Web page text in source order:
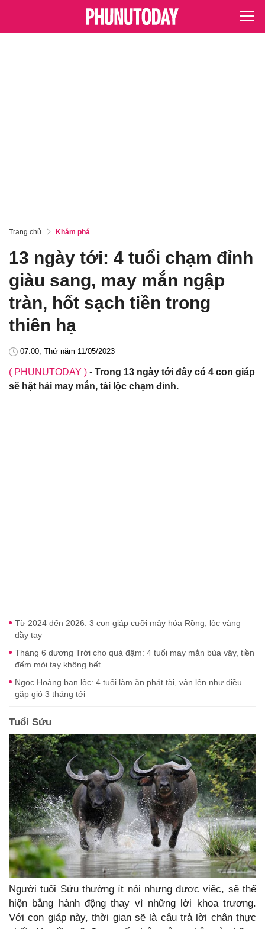
Trang chủ Khám phá
13 ngày tới: 4 tuổi chạm đỉnh
giàu sang, may mắn ngập
tràn, hốt sạch tiền trong
thiên hạ
07:00, Thứ năm 11/05/2023
( PHUNUTODAY ) - Trong 13 ngày tới đây có 4 con giáp
sẽ hặt hái may mắn, tài lộc chạm đỉnh.
Từ 2024 đến 2026: 3 con giáp cưỡi mây hóa Rồng, lộc vàng
đầy tay
Tháng 6 dương Trời cho quả đậm: 4 tuổi may mắn bủa vây, tiền
đếm mỏi tay không hết
Ngọc Hoàng ban lộc: 4 tuổi làm ăn phát tài, vận lên như diều
gặp gió 3 tháng tới
Tuổi Sửu
Người tuổi Sửu thường ít nói nhưng được việc, sẽ thể
hiện bằng hành động thay vì những lời khoa trương.
Với con giáp này, thời gian sẽ là câu trả lời chân thực